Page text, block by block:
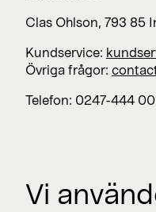
Clas Ohlson, 793 85
Kundservice:
Övriga frågor:
Telefon: 0247-444 00
Lediga jobb >
Vi